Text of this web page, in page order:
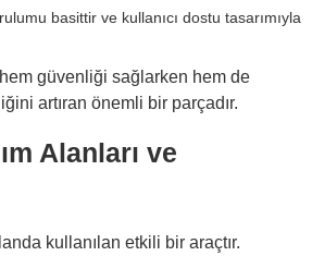
basittir ve kullanıcı dostu tasarımıyla
güvenliği sağlarken hem de
artıran önemli bir parçadır.
Alanları ve
kullanılan etkili bir araçtır.